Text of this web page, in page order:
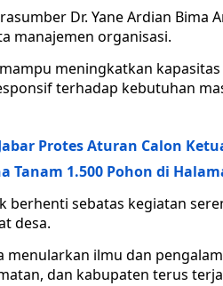
Dr. Yane Ardian Bima
manajemen organisasi.
meningkatkan
terhadap kebutuhan
Protes Aturan Calon
Tanam 1.500 Pohon di
berhenti sebatas kegiatan
desa.
menularkan ilmu dan
dan kabupaten terus